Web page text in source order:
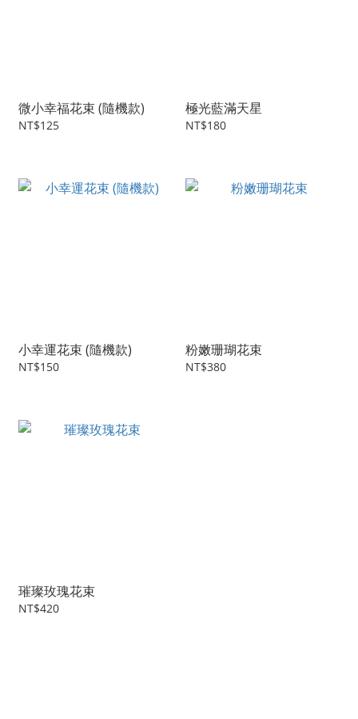
微小幸福花束 (隨機款)
NT$125
極光藍滿天星
NT$180
小幸運花束 (隨機款)
NT$150
粉嫩珊瑚花束
NT$380
璀璨玫瑰花束
NT$420